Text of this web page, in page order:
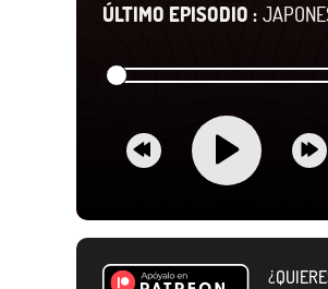
ÚLTIMO EPISODIO :